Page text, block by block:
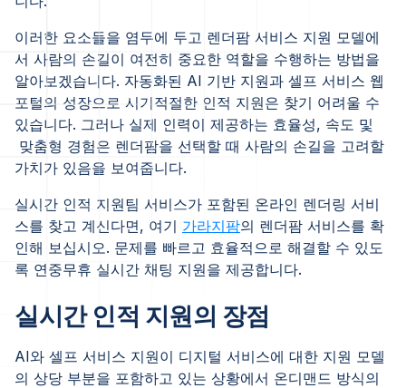
이러한 요소들을 염두에 두고 렌더팜 서비스 지원 모델에
서 사람의 손길이 여전히 중요한 역할을 수행하는 방법을
알아보겠습니다. 자동화된 AI 기반 지원과 셀프 서비스 웹
포털의 성장으로 시기적절한 인적 지원은 찾기 어려울 수
있습니다. 그러나 실제 인력이 제공하는 효율성, 속도 및
맞춤형 경험은 렌더팜을 선택할 때 사람의 손길을 고려할
가치가 있음을 보여줍니다.
실시간 인적 지원팀 서비스가 포함된 온라인 렌더링 서비
스를 찾고 계신다면, 여기 가라지팜의 렌더팜 서비스를 확
인해 보십시오. 문제를 빠르고 효율적으로 해결할 수 있도
록 연중무휴 실시간 채팅 지원을 제공합니다.
실시간 인적 지원의 장점
AI와 셀프 서비스 지원이 디지털 서비스에 대한 지원 모델
의 상당 부분을 포함하고 있는 상황에서 온디맨드 방식의